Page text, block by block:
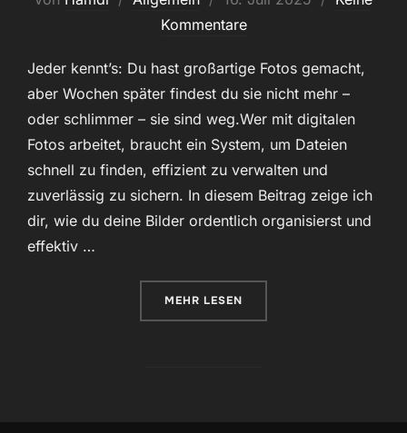
am
Kommentare
Jeder kennt’s: Du hast großartige Fotos gemacht,
aber Wochen später findest du sie nicht mehr –
oder schlimmer – sie sind weg.Wer mit digitalen
Fotos arbeitet, braucht ein System, um Dateien
schnell zu finden, effizient zu verwalten und
zuverlässig zu sichern. In diesem Beitrag zeige ich
dir, wie du deine Bilder ordentlich organisierst und
effektiv …
MEHR ÜBER „FOTOGRAFIE-
LESEN